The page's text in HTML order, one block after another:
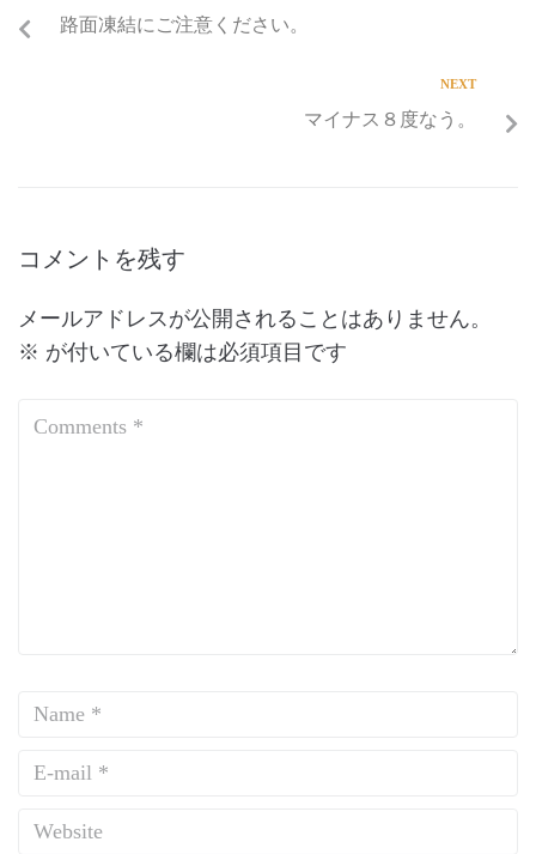
路面凍結にご注意ください。
NEXT
マイナス８度なう。
コメントを残す
メールアドレスが公開されることはありません。
※ が付いている欄は必須項目です